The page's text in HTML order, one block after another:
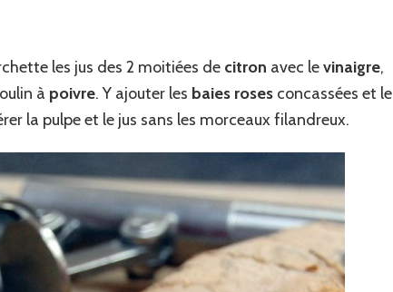
les jus des 2 moitiées de citron avec levinaigre,
à poivre. Y ajouter les baies roses concassées et le
la pulpe et le jus sans les morceaux filandreux.